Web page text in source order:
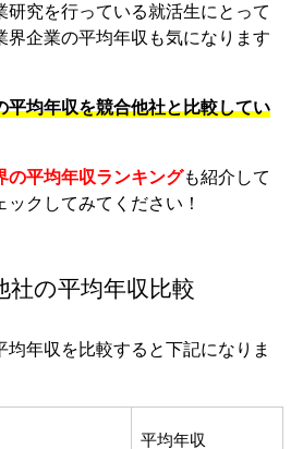
研究を行っている就活生にとって
界企業の平均年収も気になります
平均年収を競合他社と比較してい
の平均年収ランキングも紹介して
クしてみてください！
社の平均年収比較
均年収を比較すると下記になりま
平均年収